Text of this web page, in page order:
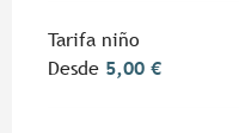
Tarifa niño
Desde 5,00 €